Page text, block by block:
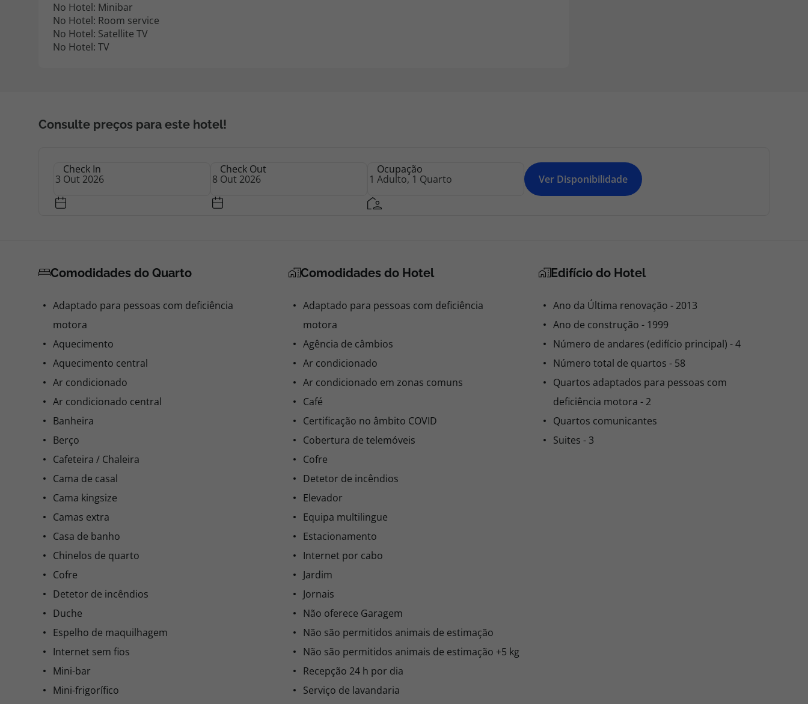
No Hotel: Minibar
No Hotel: Room service
No Hotel: Satellite TV
No Hotel: TV
Consulte preços para este hotel!
Check In Check Out Ocupação
Ver Disponibilidade
Comodidades do Quarto
Adaptado para pessoas com deficiência
motora
Aquecimento
Aquecimento central
Ar condicionado
Ar condicionado central
Banheira
Berço
Cafeteira / Chaleira
Cama de casal
Cama kingsize
Camas extra
Casa de banho
Chinelos de quarto
Cofre
Detetor de incêndios
Duche
Espelho de maquilhagem
Internet sem fios
Mini-bar
Mini-frigorífico
Comodidades do Hotel
Adaptado para pessoas com deficiência
motora
Agência de câmbios
Ar condicionado
Ar condicionado em zonas comuns
Café
Certificação no âmbito COVID
Cobertura de telemóveis
Cofre
Detetor de incêndios
Elevador
Equipa multilingue
Estacionamento
Internet por cabo
Jardim
Jornais
Não oferece Garagem
Não são permitidos animais de estimação
Não são permitidos animais de estimação +5 kg
Recepção 24 h por dia
Serviço de lavandaria
Edifício do Hotel
Ano da Última renovação - 2013
Ano de construção - 1999
Número de andares (edifício principal) - 4
Número total de quartos - 58
Quartos adaptados para pessoas com
deficiência motora - 2
Quartos comunicantes
Suites - 3